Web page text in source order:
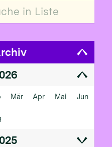
Liste
Mär Apr Mai Jun